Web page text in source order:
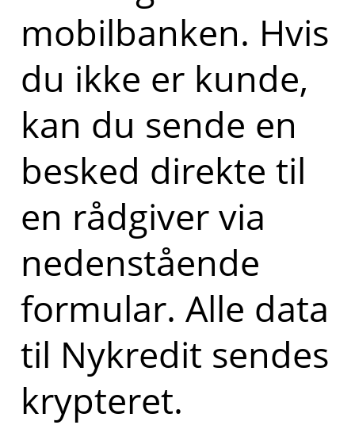
mobilbanken. Hvis
du ikke er kunde,
kan du sende en
besked direkte til
en rådgiver via
nedenstående
formular. Alle data
til Nykredit sendes
krypteret.